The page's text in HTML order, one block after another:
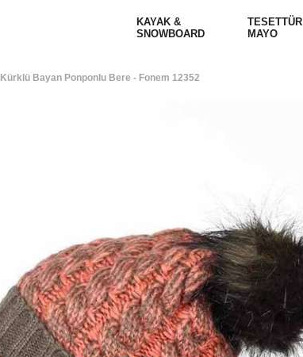
KAYAK &
SNOWBOARD
TESETTÜR
MAYO
Kürklü Bayan Ponponlu Bere - Fonem 12352